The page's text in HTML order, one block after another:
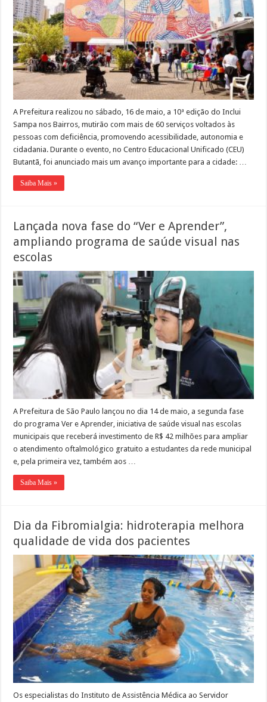
A Prefeitura realizou no sábado, 16 de maio, a 10ª edição do Inclui
Sampa nos Bairros, mutirão com mais de 60 serviços voltados às
pessoas com deficiência, promovendo acessibilidade, autonomia e
cidadania. Durante o evento, no Centro Educacional Unificado (CEU)
Butantã, foi anunciado mais um avanço importante para a cidade: …
Saiba Mais »
Lançada nova fase do “Ver e Aprender”,
ampliando programa de saúde visual nas
escolas
A Prefeitura de São Paulo lançou no dia 14 de maio, a segunda fase
do programa Ver e Aprender, iniciativa de saúde visual nas escolas
municipais que receberá investimento de R$ 42 milhões para ampliar
o atendimento oftalmológico gratuito a estudantes da rede municipal
e, pela primeira vez, também aos …
Saiba Mais »
Dia da Fibromialgia: hidroterapia melhora
qualidade de vida dos pacientes
Os especialistas do Instituto de Assistência Médica ao Servidor